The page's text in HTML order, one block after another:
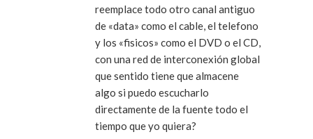
reemplace todo otro canal antiguo
de «data» como el cable, el telefono
y los «fisicos» como el DVD o el CD,
con una red de interconexión global
que sentido tiene que almacene
algo si puedo escucharlo
directamente de la fuente todo el
tiempo que yo quiera?